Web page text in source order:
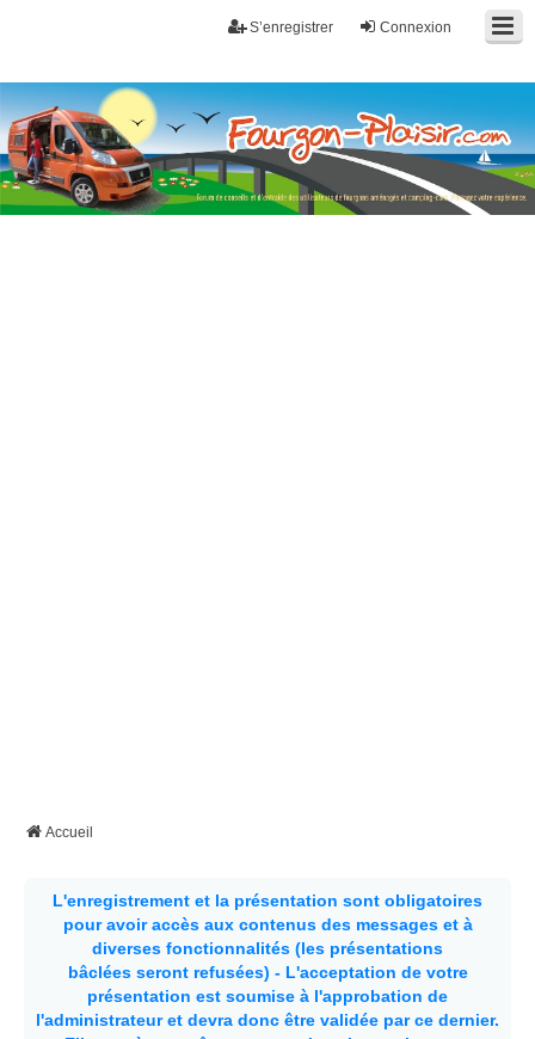
Connexion
S’enregistrer
Fourgon-plaisir.com
Forum de conseils et d'entraide des utilisateurs de fourgons, fourgons
aménagés, vans et de camping-car. Partagez votre expérience.
Accueil
L'enregistrement et la présentation sont obligatoires
pour avoir accès aux contenus des messages et à
diverses fonctionnalités (les présentations
bâclées seront refusées) - L'acceptation de votre
présentation est soumise à l'approbation de
l'administrateur et devra donc être validée par ce dernier.